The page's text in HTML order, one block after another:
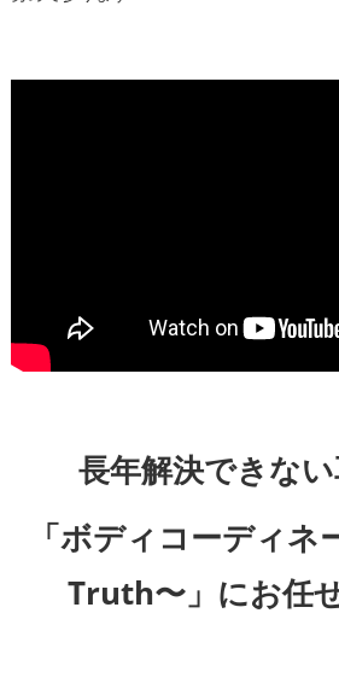
長年解決できな
「ボディコーディネ
Truth〜」にお任